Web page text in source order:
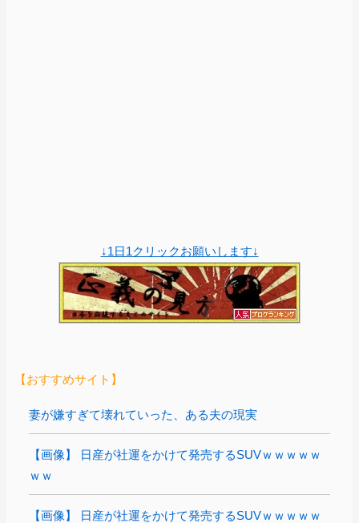
↓1日1クリックお願いします↓
【おすすめサイト】
妻が嫌すぎて壊れていった、ある夫の現実
【画像】 日産が社運をかけて発売するSUVｗｗｗｗｗ
ｗｗ
【画像】 日産が社運をかけて発売するSUVｗｗｗｗｗ